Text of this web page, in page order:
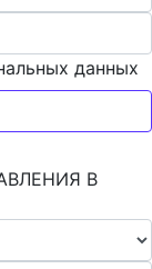
данных
В